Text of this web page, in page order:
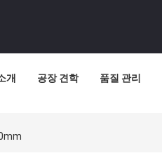
개 공장 견학 품질 관리